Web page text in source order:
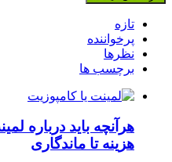
تازه
پرخواننده
نظرها
برچسب ها
هرآنچه باید درباره
هزینه تا ماندگاری